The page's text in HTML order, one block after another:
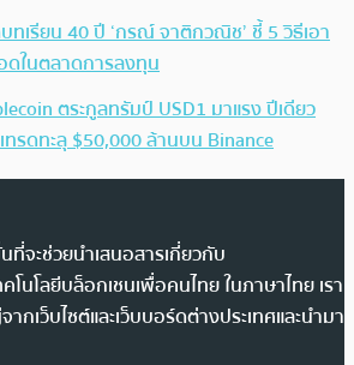
ทเรียน 40 ปี ‘กรณ์ จาติกวณิช’ ชี้ 5 วิธีเอา
ดในตลาดการลงทุน
ตระกูลทรัมป์ USD1 มาแรง ปีเดียว
ทรดทะลุ $50,000 ล้านบน Binance
จะช่วยนำเสนอสารเกี่ยวกับ
โนโลยีบล็อกเชนเพื่อคนไทย ในภาษาไทย เรา
เว็บไซต์และเว็บบอร์ดต่างประเทศและนำมา